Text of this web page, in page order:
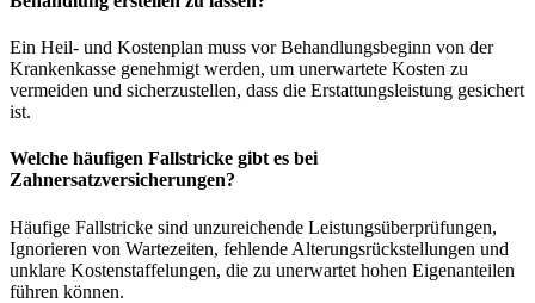
Ein Heil- und Kostenplan muss vor Behandlungsbeginn von der
Krankenkasse genehmigt werden, um unerwartete Kosten zu
vermeiden und sicherzustellen, dass die Erstattungsleistung gesichert
ist.
Welche häufigen Fallstricke gibt es bei
Zahnersatzversicherungen?
Häufige Fallstricke sind unzureichende Leistungsüberprüfungen,
Ignorieren von Wartezeiten, fehlende Alterungsrückstellungen und
unklare Kostenstaffelungen, die zu unerwartet hohen Eigenanteilen
führen können.